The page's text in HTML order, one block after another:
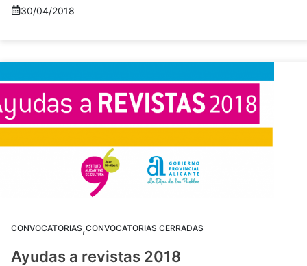
30/04/2018
CONVOCATORIAS,CONVOCATORIAS CERRADAS
Ayudas a revistas 2018